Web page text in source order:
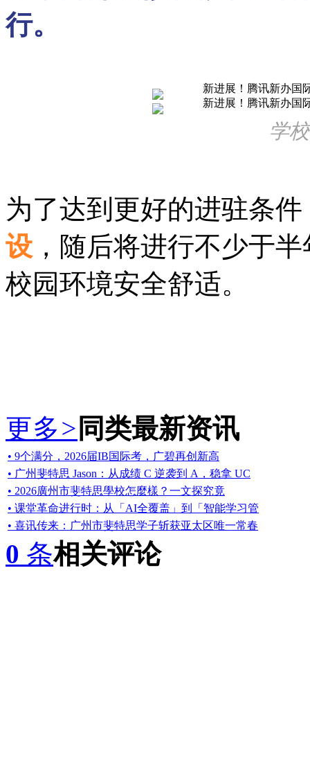
行。
学
为了达到更好的进驻条件
设 ，随后将进行不少于
校园环境安全舒适。
更多> 同类最新资讯
• 9个满分，2026届IB国际考，广碧再创新高
• 广州斐特思 Jason：从成绩 C 逆袭到 A，稳拿 UC
• 2026廣州市斐特思學校怎麼樣？一文探究竟
• 课堂革命进行时：从「AI全覆盖」到「智能学习管
• 喜讯传来：广州市斐特思学子斩获亚太区唯一常春
0 条相关评论